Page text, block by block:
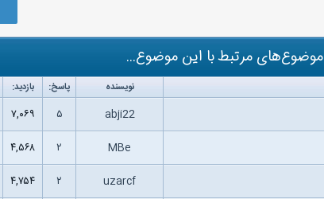
موضوع‌های مرتبط با این موضوع...
نویسنده پاسخ: بازدید:
abji22 ۵ ۷,۰۶۹
MBe ۲ ۴,۵۶۸
uzarcf ۲ ۴,۷۵۴